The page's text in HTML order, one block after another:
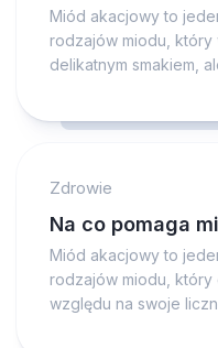
Miód akacjowy to
rodzajów miodu, który
delikatnym smakiem,
Zdrowie
Na co pomaga
Miód akacjowy to
rodzajów miodu, który
względu na swoje